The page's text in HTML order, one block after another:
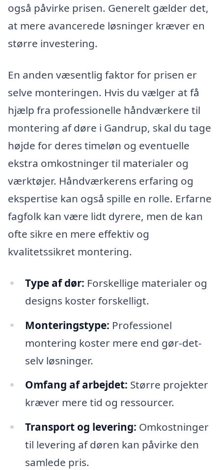
også påvirke prisen. Generelt gælder det,
at mere avancerede løsninger kræver en
større investering.
En anden væsentlig faktor for prisen er
selve monteringen. Hvis du vælger at få
hjælp fra professionelle håndværkere til
montering af døre i Gandrup, skal du tage
højde for deres timeløn og eventuelle
ekstra omkostninger til materialer og
værktøjer. Håndværkerens erfaring og
ekspertise kan også spille en rolle. Erfarne
fagfolk kan være lidt dyrere, men de kan
ofte sikre en mere effektiv og
kvalitetssikret montering.
Type af dør: Forskellige materialer og
designs koster forskelligt.
Monteringstype: Professionel
montering koster mere end gør-det-
selv løsninger.
Omfang af arbejdet: Større projekter
kræver mere tid og ressourcer.
Transport og levering: Omkostninger
til levering af døren kan påvirke den
samlede pris.